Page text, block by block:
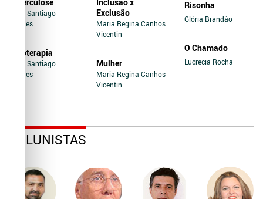
Jairo Santiago
Novaes
Soroterapia
Jairo Santiago
Novaes
Exclusão
Maria Regina Canhos
Vicentin
Mulher
Maria Regina Canhos
Vicentin
Risonha
Glória Brandão
O Chamado
Lucrecia Rocha
COLUNISTAS